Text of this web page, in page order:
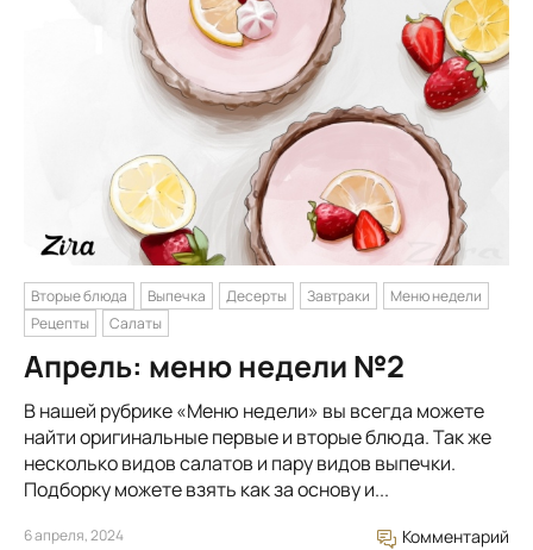
Вторые блюда Выпечка Десерты Завтраки
Меню недели
Рецепты
Салаты
Апрель: меню недели №2
В нашей рубрике «Меню недели» вы всегда можете
найти оригинальные первые и вторые блюда. Так же
несколько видов салатов и пару видов выпечки.
Подборку можете взять как за основу и...
6 апреля, 2024 Комментарий